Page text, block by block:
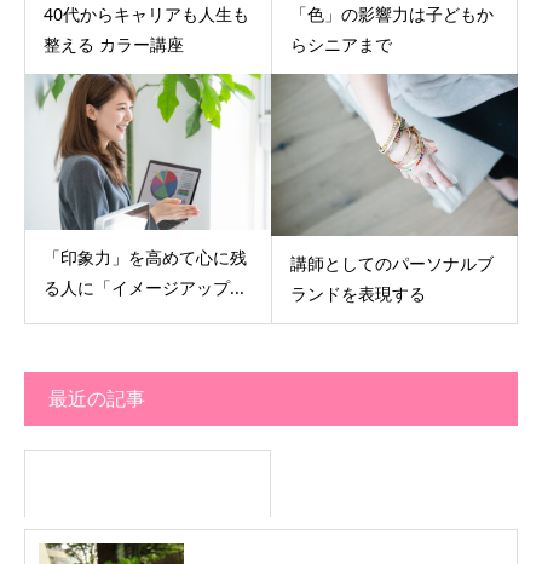
40代からキャリアも人生も
整える カラー講座
「色」の影響力は子どもか
らシニアまで
「印象力」を高めて心に残
る人に「イメージアップ...
講師としてのパーソナルブ
ランドを表現する
最近の記事